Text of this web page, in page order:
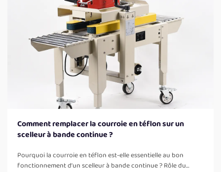
Comment remplacer la courroie en téflon sur un
scelleur à bande continue ?
Pourquoi la courroie en téflon est-elle essentielle au bon
fonctionnement d’un scelleur à bande continue ? Rôle du